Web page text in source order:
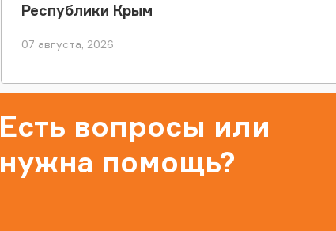
Республики Крым
07 августа, 2026
Есть вопросы или
нужна помощь?